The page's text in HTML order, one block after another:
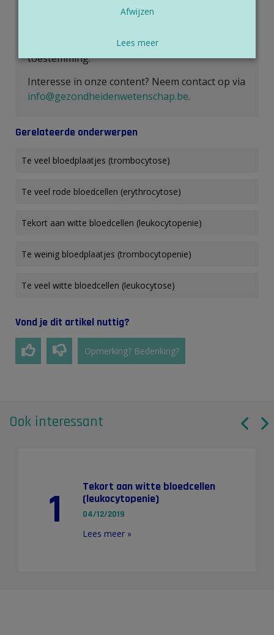
alleenrecht op de meeste gepubliceerde
overgenomen worden zonder onze schriftelijke
toestemming.
Interesse in onze content? Neem contact op via
info@gezondheidenwetenschap.be.
Gerelateerde onderwerpen
Te veel bloedplaatjes (trombocytose)
Te veel rode bloedcellen (erythrocytose)
Tekort aan witte bloedcellen (leukocytopenie)
Te weinig bloedplaatjes (trombocytopenie)
Te veel witte bloedcellen (leukocytose)
Vond je dit artikel nuttig?
Opmerking? Bedenking?
Ook interessant
1
Tekort aan witte bloedcellen
(leukocytopenie)
04/12/2019
Lees meer »
Afwijzen
Lees meer